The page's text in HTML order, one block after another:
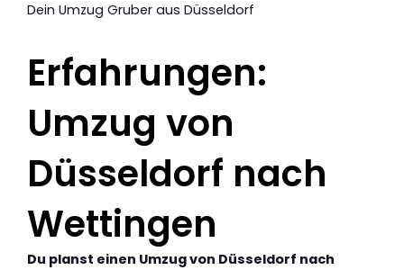
Dein Umzug Gruber aus Düsseldorf
Erfahrungen:
Umzug von
Düsseldorf nach
Wettingen
Du planst einen Umzug von Düsseldorf nach